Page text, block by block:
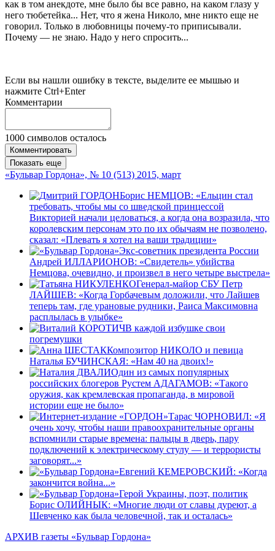
как в том анекдоте, мне было бы все равно, на каком глазу у
него тюбетейка... Нет, что я жена Николо, мне никто еще не
говорил. Только в любовницы почему-то приписывали.
Почему — не знаю. Надо у него спросить...
Если вы нашли ошибку в тексте, выделите ее мышью и
нажмите Ctrl+Enter
Комментарии
1000 символов осталось
Комментировать
Показать еще
«Бульвар Гордона», № 10 (513) 2015, март
Борис НЕМЦОВ: «Ельцин стал
требовать, чтобы мы со шведской принцессой
Викторией начали целоваться, а когда она возразила, что
королевским персонам это по их обычаям не позволено,
сказал: «Плевать я хотел на ваши традиции»
Экс-советник президента России
Андрей ИЛЛАРИОНОВ: «Свидетель» убийства
Немцова, очевидно, и произвел в него четыре выстрела»
Генерал-майор СБУ Петр
ЛАЙШЕВ: «Когда Горбачевым доложили, что Лайшев
теперь там, где урановые рудники, Раиса Максимовна
расплылась в улыбке»
В каждой избушке свои
погремушки
Композитор НИКОЛО и певица
Наталья БУЧИНСКАЯ: «Нам 40 на двоих!»
Один из самых популярных
российских блогеров Рустем АДАГАМОВ: «Такого
оружия, как кремлевская пропаганда, в мировой
истории еще не было»
Тарас ЧОРНОВИЛ: «Я
очень хочу, чтобы наши правоохранительные органы
вспомнили старые времена: пальцы в дверь, пару
подключений к электрическому стулу — и террористы
заговорят...»
Евгений КЕМЕРОВСКИЙ: «Когда
закончится война...»
Герой Украины, поэт, политик
Борис ОЛИЙНЫК: «Многие люди от славы дуреют, а
Шевченко как была человечной, так и осталась»
АРХИВ газеты «Бульвар Гордона»